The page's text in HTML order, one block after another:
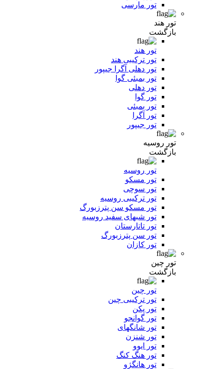
تور مارسی
تور هند
بازگشت
تور هند
تور ترکیبی هند
تور دهلی آگرا جیپور
تور بمبئی گوا
تور دهلی
تور گوا
تور بمبئی
تور آگرا
تور جیپور
تور روسیه
بازگشت
تور روسیه
تور مسکو
تور سوچی
تور ترکیبی روسیه
تور مسکو سن پترزبورگ
تور شبهای سفید روسیه
تور تاتارستان
تور سن پترزبورگ
تور کازان
تور چین
بازگشت
تور چین
تور ترکیبی چین
تور پکن
تور گوانجو
تور شانگهای
تور شنزن
تور ایوو
تور هنگ کنگ
تور هانگژو